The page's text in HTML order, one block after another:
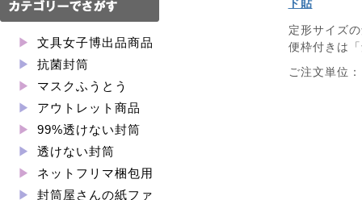
文具女子博出品商品
抗菌封筒
マスクふうとう
アウトレット商品
99%透けない封筒
透けない封筒
ネットフリマ梱包用
封筒屋さんの紙ファ
ド貼
定形サイズ
便枠付きは
ご注文単位